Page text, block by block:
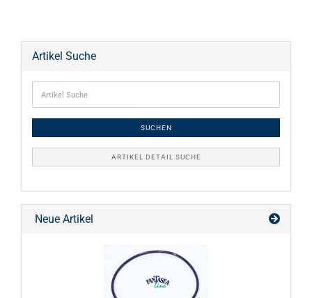
Artikel Suche
SUCHEN
ARTIKEL DETAIL SUCHE
Neue Artikel